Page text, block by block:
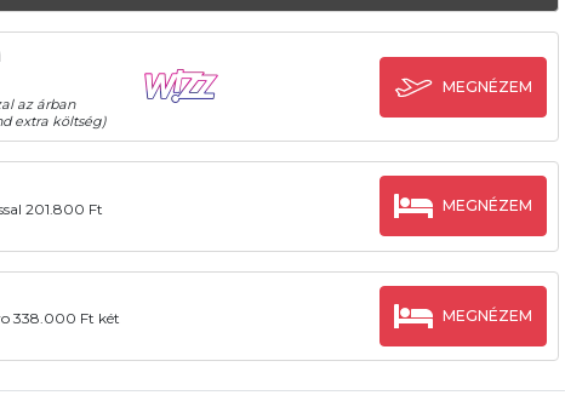
az árban
extra költség)
MEGNÉZEM
201.800 Ft
MEGNÉZEM
338.000 Ft két
MEGNÉZEM